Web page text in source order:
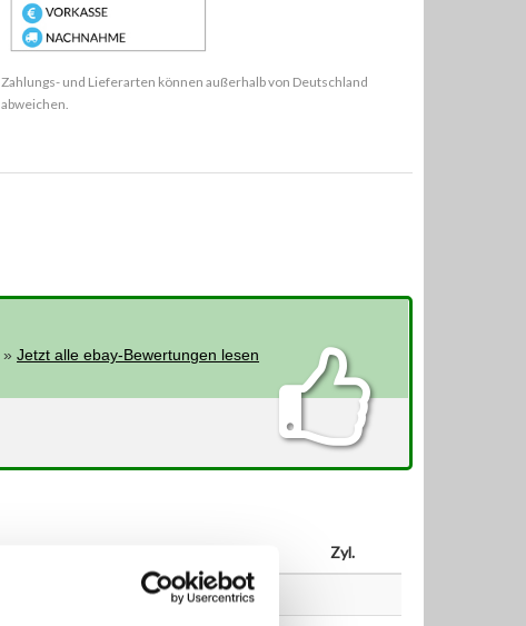
Zahlungs- und Lieferarten können außerhalb von Deutschland
abweichen.
»Jetzt alle ebay-Bewertungen lesen
Zyl.